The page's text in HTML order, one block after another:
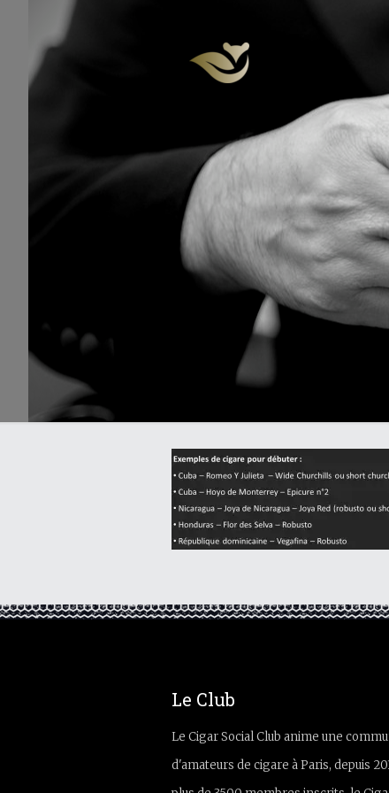
Le Club
Le Cigar Social Club anime une
d'amateurs de cigare à Paris, depuis